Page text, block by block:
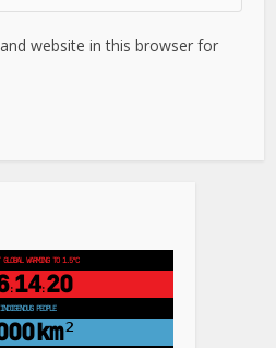
website in this browser for
WARMING TO 1.5°C
: 14: 20
PEOPLE
km²